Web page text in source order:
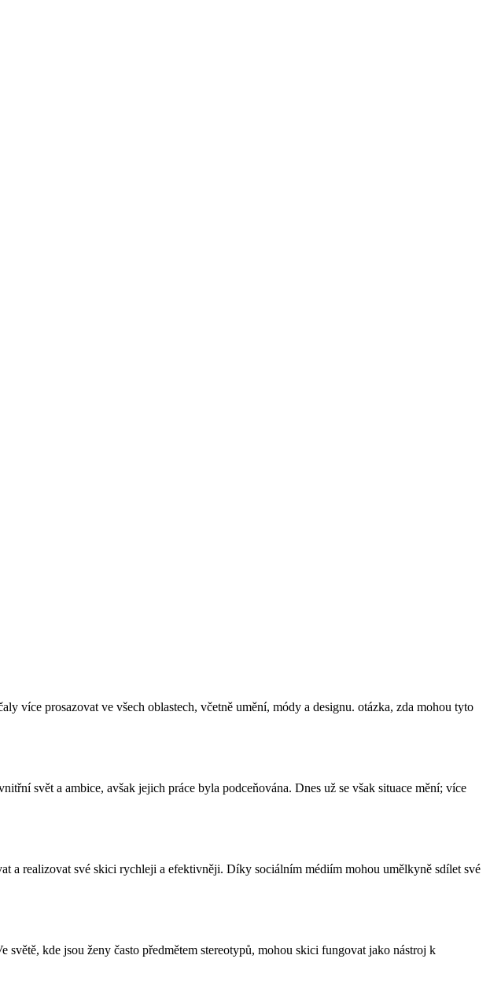
více prosazovat ve všech oblastech, včetně umění, módy a designu. otázka, zda mohou tyto
svět a ambice, avšak jejich práce byla podceňována. Dnes už se však situace mění; více
realizovat své skici rychleji a efektivněji. Díky sociálním médiím mohou umělkyně sdílet své
kde jsou ženy často předmětem stereotypů, mohou skici fungovat jako nástroj k